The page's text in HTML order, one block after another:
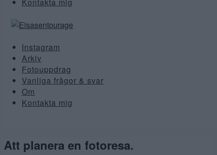
Kontakta mig
Instagram
Arkiv
Fotouppdrag
Vanliga frågor & svar
Om
Kontakta mig
Att planera en fotoresa.